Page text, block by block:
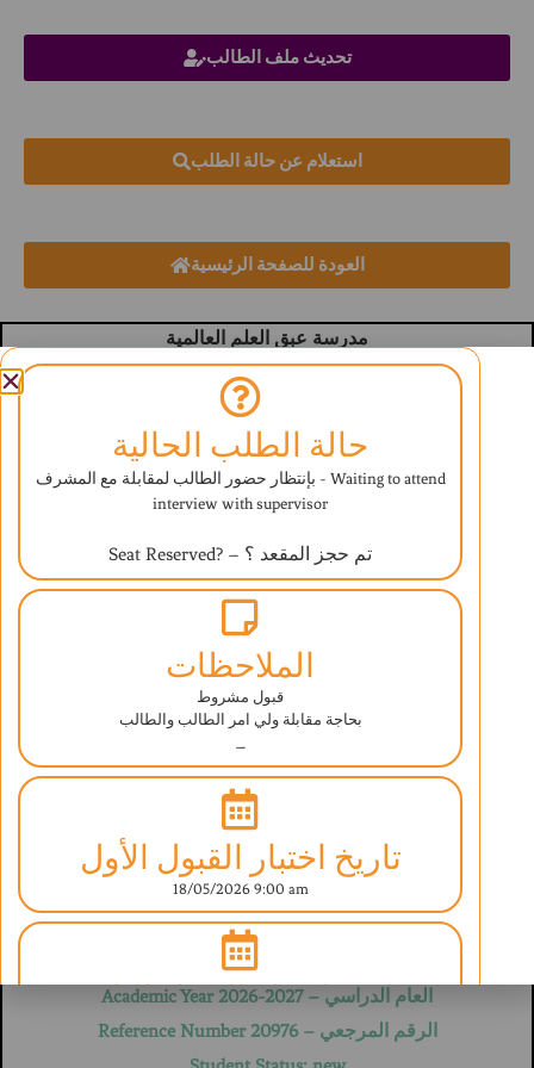
العودة للصفحة الرئيسية
استعلام عن حالة الطلب
تحديث ملف الطالب
مدرسة عبق العلم العالمية
تحت إشراف وزارة التعليم
تأسست سبتمبر 2006
المنهج البريطاني
UNDER THE SUPERVISION OF THE MINISTRY OF EDUCATION
ESTABLISHED IN SEPT 2006 LICENSE NO. (520-4764)/(520-4762)
BRITISH CURRICULUM
استمارة تسجيل بيانات طالب
Student Information Form
العام الدراسي – Academic Year 2026-2027
الرقم المرجعي – Reference Number 20976
حالة الطلب الحالية
بإنتظار حضور الطالب لمقابلة مع المشرف - Waiting to attend
interview with supervisor
Seat Reserved? – تم حجز المقعد ؟
الملاحظات
قبول مشروط
بحاجة مقابلة ولي امر الطالب والطالب
–
تاريخ اختبار القبول الأول
18/05/2026 9:00 am
تاريخ اختبار القبول الثاني
غير مطلوب